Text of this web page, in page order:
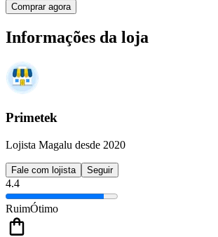
Comprar agora
Informações da loja
Primetek
Lojista Magalu desde 2020
Fale com lojista Seguir
4.4
RuimÓtimo